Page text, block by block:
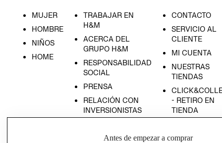
MUJER
HOMBRE
NIÑOS
HOME
TRABAJAR EN
H&M
ACERCA DEL
GRUPO H&M
RESPONSABILIDAD
SOCIAL
PRENSA
RELACIÓN CON
INVERSIONISTAS
EMPRESARIAL
CONTACTO
SERVICIO AL
CLIENTE
MI CUENTA
NUESTRAS
TIENDAS
- RETIRO EN
TIENDA
Antes de empezar a comprar